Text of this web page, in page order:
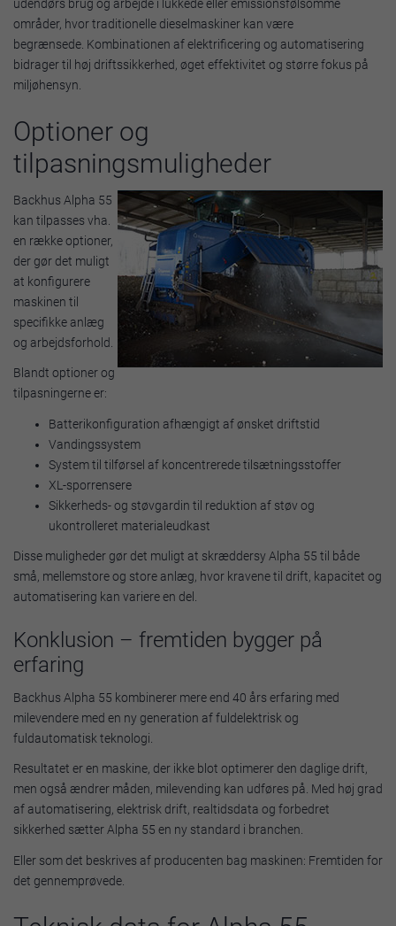
udendørs brug og arbejde i lukkede eller emissionsfølsomme
områder, hvor traditionelle dieselmaskiner kan være
begrænsede. Kombinationen af elektrificering og automatisering
bidrager til høj driftssikkerhed, øget effektivitet og større fokus på
miljøhensyn.
Optioner og
tilpasningsmuligheder
Backhus Alpha 55
kan tilpasses vha.
en række optioner,
der gør det muligt
at konfigurere
maskinen til
specifikke anlæg
og arbejdsforhold.
Blandt optioner og
tilpasningerne er:
Batterikonfiguration afhængigt af ønsket driftstid
Vandingssystem
System til tilførsel af koncentrerede tilsætningsstoffer
XL-sporrensere
Sikkerheds- og støvgardin til reduktion af støv og
ukontrolleret materialeudkast
Disse muligheder gør det muligt at skræddersy Alpha 55 til både
små, mellemstore og store anlæg, hvor kravene til drift, kapacitet og
automatisering kan variere en del.
Konklusion – fremtiden bygger på
erfaring
Backhus Alpha 55 kombinerer mere end 40 års erfaring med
milevendere med en ny generation af fuldelektrisk og
fuldautomatisk teknologi.
Resultatet er en maskine, der ikke blot optimerer den daglige drift,
men også ændrer måden, milevending kan udføres på. Med høj grad
af automatisering, elektrisk drift, realtidsdata og forbedret
sikkerhed sætter Alpha 55 en ny standard i branchen.
Eller som det beskrives af producenten bag maskinen: Fremtiden for
det gennemprøvede.